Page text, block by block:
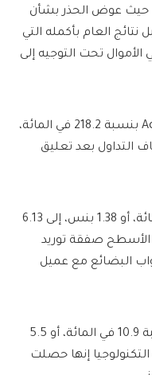
بنساً، إلى 340.5 بنساً، حيث عوض الحذر بشأن
نتائج العام بأكمله التي
في المائة في الأموال تحت التوجيه إلى
وفي AIM، ارتفعت أسهم Active Energy بنسبة 218.2 في المائة،
مع استئناف التداول بعد تعليق
وقفز سهم Hardide بنسبة 29 في المائة، أو 1.38 بنس، إلى 6.13
الأسطح صفقة توريد
البضائع مع عميل
وارتفع سهم Windar Photonics بنسبة 10.9 في المائة، أو 5.5
التكنولوجيا إنها حصلت